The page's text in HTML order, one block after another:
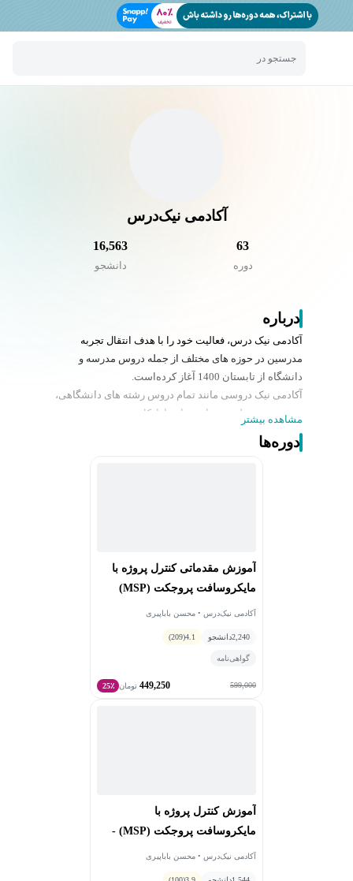
جستجو در
آکادمی نیک‌درس
63
دوره
16,563
دانشجو
درباره
آکادمی نیک درس، فعالیت خود را با هدف انتقال تجربه
مدرسین در حوزه های مختلف از جمله دروس مدرسه و
دانشگاه از تابستان 1400 آغاز کرده‌است.
آکادمی نیک دروسی مانند تمام دروس رشته های دانشگاهی،
دروس حوزه علمیه، مهارت های بازارکار، هنر، صنعت،
آشپزی، نرم افزارهای کاربردی و... را با کیفتی مطلوب ارائه
می‌دهد.
و روستاها و حتی در مناطق کمتر برخوردار می باشد.
مشاهده بیشتر
دوره‌ها
آموزش مقدماتی کنترل پروژه با
مایکروسافت پروجکت (MSP)
آکادمی نیک‌درس • محسن باباپیری
2,240دانشجو 4.1
(209)
گواهی‌نامه
599,000
449,250 تومان 25٪
آموزش کنترل پروژه با
مایکروسافت پروجکت (MSP) -
پیشرفته
آکادمی نیک‌درس • محسن باباپیری